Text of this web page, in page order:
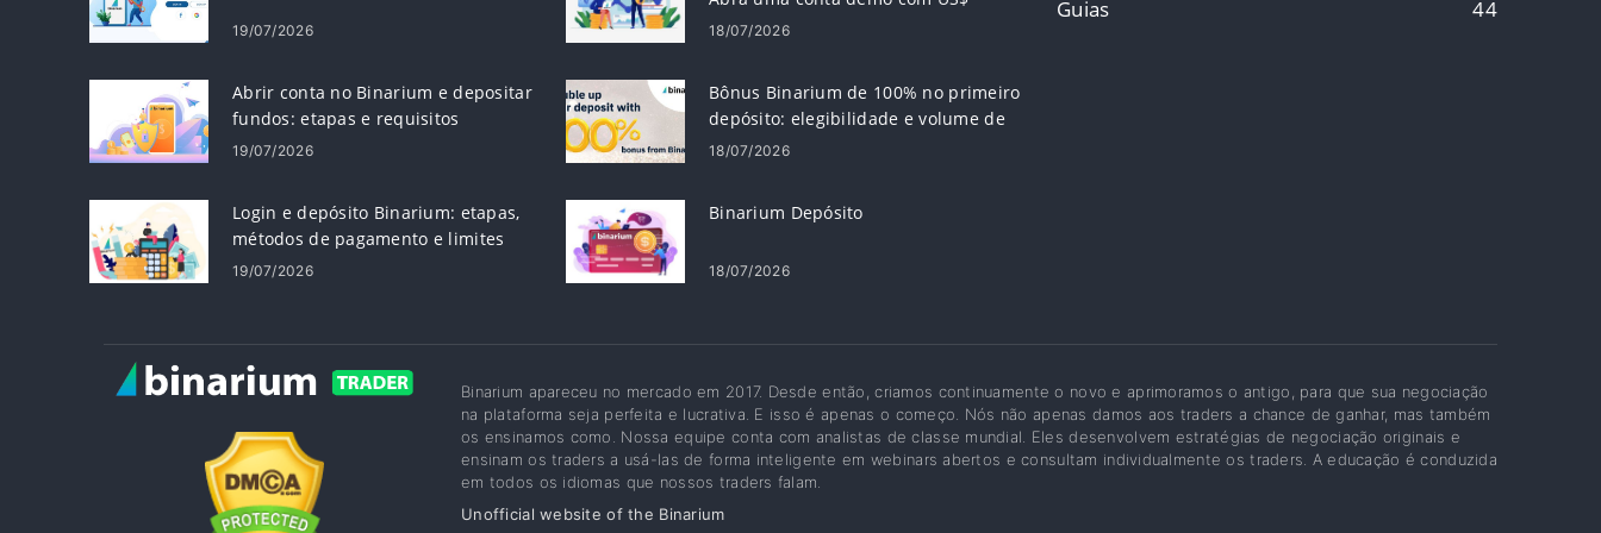
19/07/2026
Abrir conta no Binarium e depositar
fundos: etapas e requisitos
19/07/2026
Login e depósito Binarium: etapas,
métodos de pagamento e limites
19/07/2026
10.000
18/07/2026
Bônus Binarium de 100% no primeiro
depósito: elegibilidade e volume de
negócios
18/07/2026
Binarium Depósito
18/07/2026
Guias 44
Binarium apareceu no mercado em 2017. Desde então, criamos continuamente o novo e aprimoramos o antigo, para que sua negociação
na plataforma seja perfeita e lucrativa. E isso é apenas o começo. Nós não apenas damos aos traders a chance de ganhar, mas também
os ensinamos como. Nossa equipe conta com analistas de classe mundial. Eles desenvolvem estratégias de negociação originais e
ensinam os traders a usá-las de forma inteligente em webinars abertos e consultam individualmente os traders. A educação é conduzida
em todos os idiomas que nossos traders falam.
Unofficial website of the Binarium